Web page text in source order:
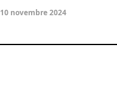
10 novembre 2024